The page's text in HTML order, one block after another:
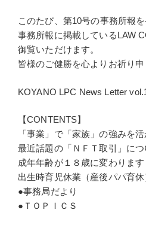
このたび、第10号の事務所報を
事務所報に掲載しているLAW
御覧いただけます。
皆様のご健勝を心よりお祈り申
KOYANO LPC News Letter
【CONTENTS】
「事業」で「家族」の強みを
最近話題の「ＮＦＴ取引」につ
成年年齢が１８歳に変わります
出生時育児休業（産後パパ育休
●事務局だより
●ＴＯＰＩＣＳ